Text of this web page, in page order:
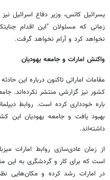
یسرائیل کاتس، وزیر دفاع اسرائیل
زمانی که مسئولان "این اقدام
نخواهد کرد و آرام نخواهد گرفت.
واکنش امارات و جامعه یهودیان
مقامات اماراتی تاکنون درباره این
کشور نیز گزارشی منتشر نکرده‌اند.
بهبود یافت و جامعه یهودیان این
داشته‌اند.
از زمان عادی‌سازی روابط امارات
است که برای کار و گردشگری به این
در امارات رشد کرده و مکان‌هایی